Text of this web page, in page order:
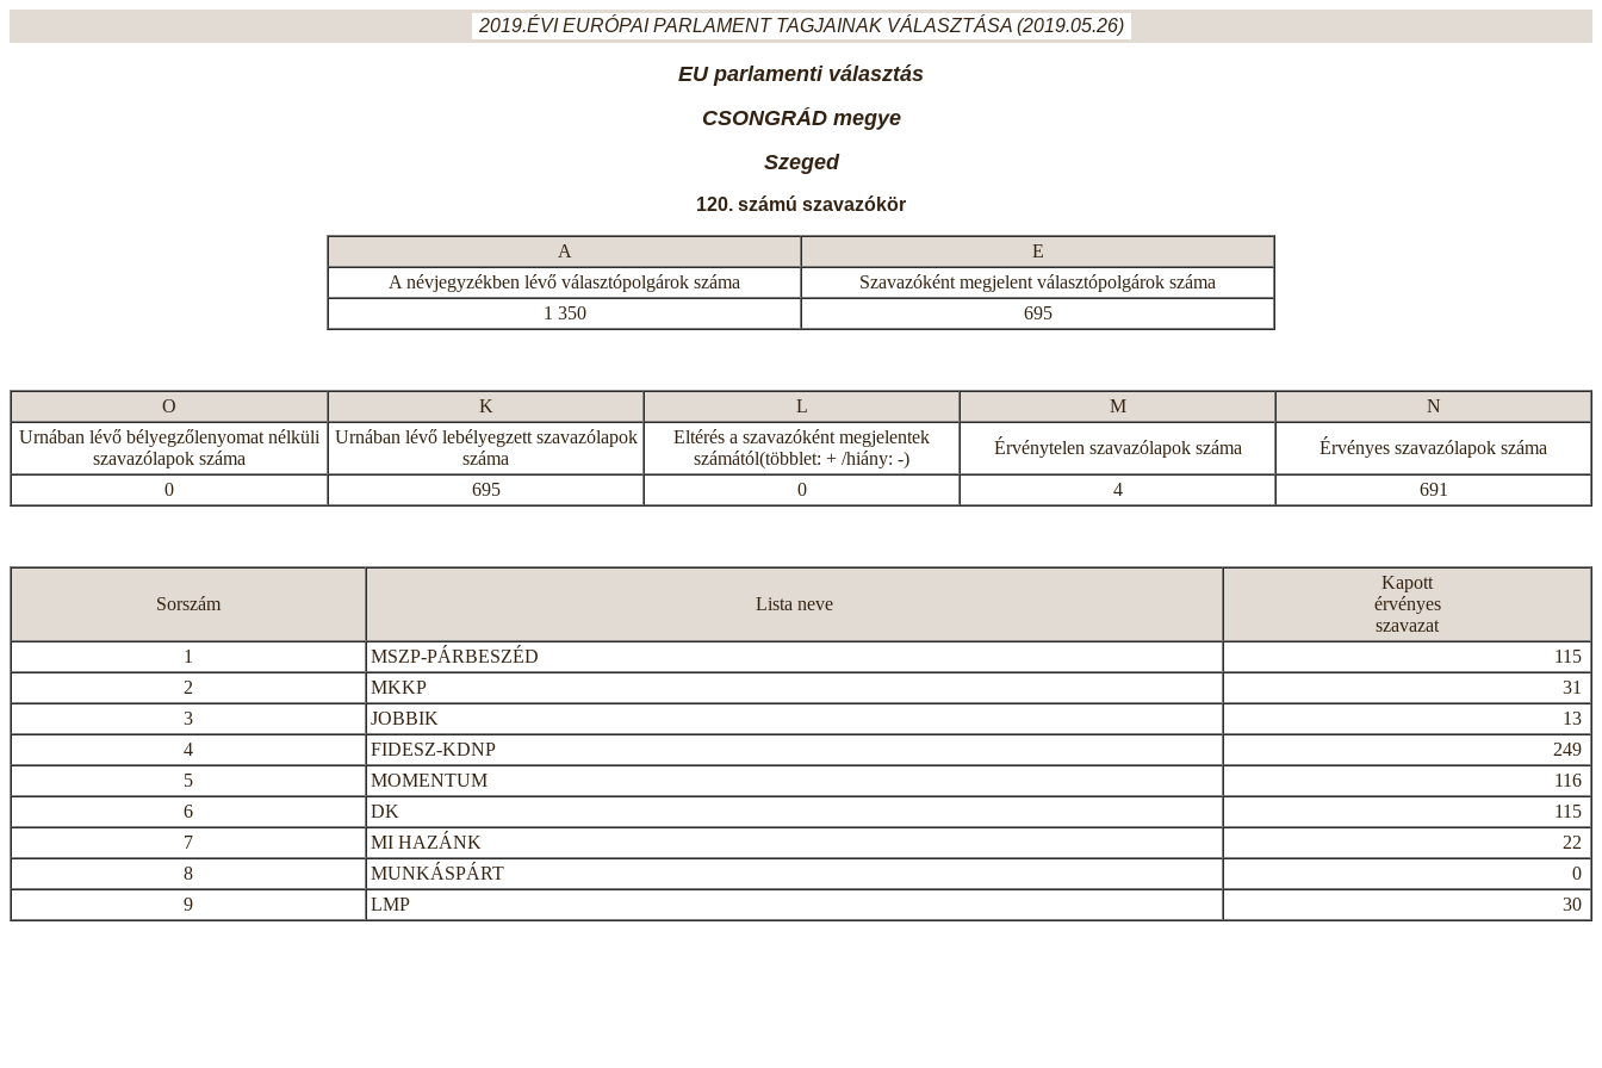
2019.ÉVI EURÓPAI PARLAMENT TAGJAINAK VÁLASZTÁSA (2019.05.26)
EU parlamenti választás
CSONGRÁD megye
Szeged
120. számú szavazókör
A
E
A névjegyzékben lévő választópolgárok száma
Szavazóként megjelent választópolgárok száma
1 350
695
O K L M
N
Urnában lévő bélyegzőlenyomat nélküli
szavazólapok száma
Urnában lévő lebélyegzett szavazólapok
száma
Eltérés a szavazóként megjelentek
számától(többlet: + /hiány: -)
Érvénytelen szavazólapok száma Érvényes szavazólapok száma
0 695 0 4 691
Sorszám Lista neve
Kapott
érvényes
szavazat
1
MSZP-PÁRBESZÉD
115
2
MKKP
31
3
JOBBIK
13
4
FIDESZ-KDNP
249
5
MOMENTUM
116
6
DK
115
7
MI HAZÁNK
22
8
MUNKÁSPÁRT
0
9
LMP 30